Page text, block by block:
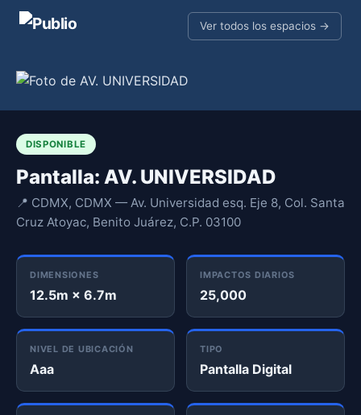
Ver todos los espacios →
DISPONIBLE
Pantalla: AV. UNIVERSIDAD
📍 CDMX, CDMX — Av. Universidad esq. Eje 8, Col. Santa
Cruz Atoyac, Benito Juárez, C.P. 03100
DIMENSIONES
12.5m × 6.7m
IMPACTOS DIARIOS
25,000
NIVEL DE UBICACIÓN
Aaa
TIPO
Pantalla Digital